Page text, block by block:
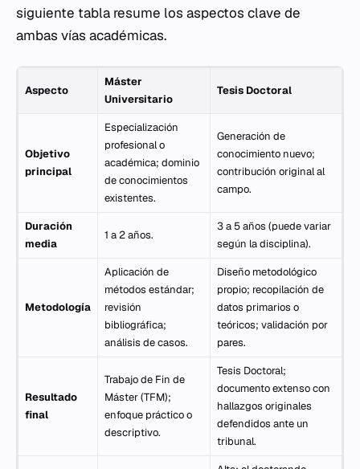
siguiente tabla resume los aspectos clave de
ambas vías académicas.
Aspecto
Máster
Universitario
Tesis Doctoral
Objetivo
principal
Especialización
profesional o
académica; dominio
de conocimientos
existentes.
Generación de
conocimiento nuevo;
contribución original al
campo.
Duración
media
1 a 2 años.
3 a 5 años (puede variar
según la disciplina).
Metodología
Aplicación de
métodos estándar;
revisión
bibliográfica;
análisis de casos.
Diseño metodológico
propio; recopilación de
datos primarios o
teóricos; validación por
pares.
Resultado
final
Trabajo de Fin de
Máster (TFM);
enfoque práctico o
descriptivo.
Tesis Doctoral;
documento extenso con
hallazgos originales
defendidos ante un
tribunal.